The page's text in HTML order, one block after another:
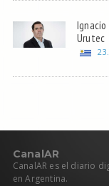
Urutec
CanalAR
CanalAR es el diario
en Argentina.